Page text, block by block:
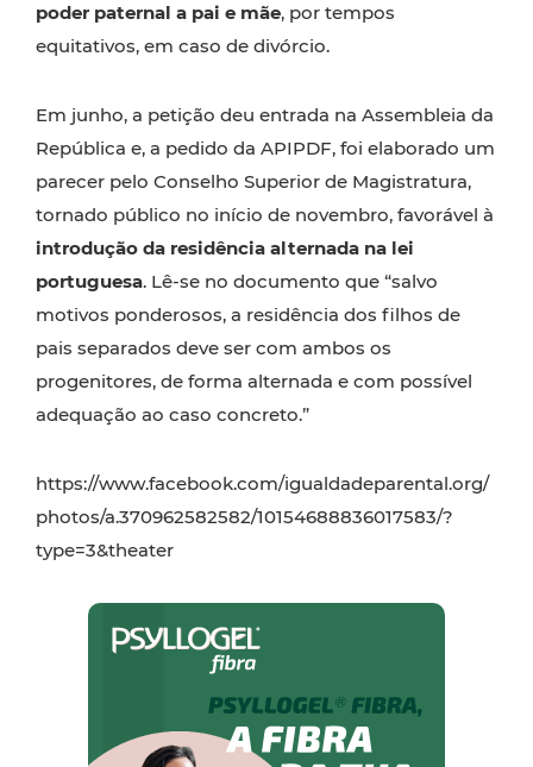
poder paternal a pai e mãe, por tempos
equitativos, em caso de divórcio.
Em junho, a petição deu entrada na Assembleia da
República e, a pedido da APIPDF, foi elaborado um
parecer pelo Conselho Superior de Magistratura,
tornado público no início de novembro, favorável à
introdução da residência alternada na lei
portuguesa. Lê-se no documento que “salvo
motivos ponderosos, a residência dos filhos de
pais separados deve ser com ambos os
progenitores, de forma alternada e com possível
adequação ao caso concreto.”
https://www.facebook.com/igualdadeparental.org/
photos/a.370962582582/10154688836017583/?
type=3&theater